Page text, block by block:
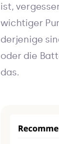
ist,
wichtiger
derjenige
oder die
das.